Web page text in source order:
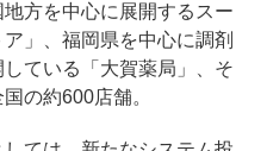
方を中心に展開するスー
」、福岡県を中心に調剤
ている「大賀薬局」、そ
の約600店舗。